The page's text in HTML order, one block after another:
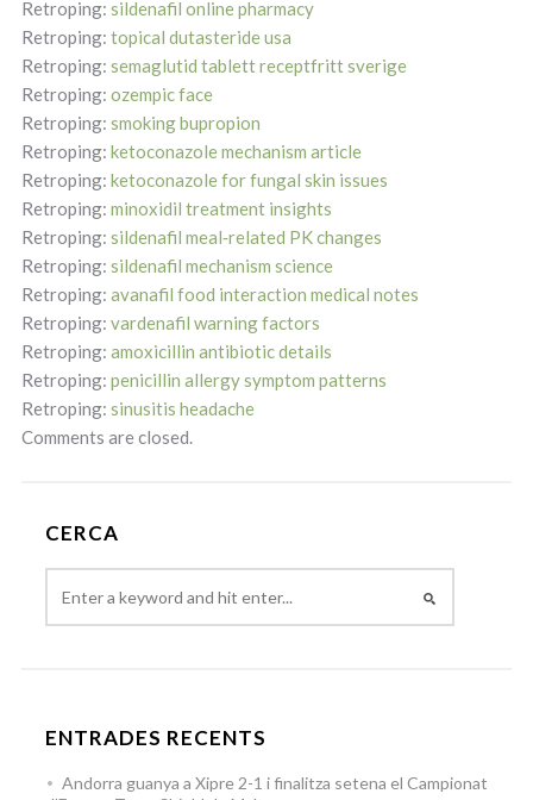
Retroping: sildenafil online pharmacy
Retroping: topical dutasteride usa
Retroping: semaglutid tablett receptfritt sverige
Retroping: ozempic face
Retroping: smoking bupropion
Retroping: ketoconazole mechanism article
Retroping: ketoconazole for fungal skin issues
Retroping: minoxidil treatment insights
Retroping: sildenafil meal‑related PK changes
Retroping: sildenafil mechanism science
Retroping: avanafil food interaction medical notes
Retroping: vardenafil warning factors
Retroping: amoxicillin antibiotic details
Retroping: penicillin allergy symptom patterns
Retroping: sinusitis headache
Comments are closed.
CERCA
ENTRADES RECENTS
Andorra guanya a Xipre 2-1 i finalitza setena el Campionat